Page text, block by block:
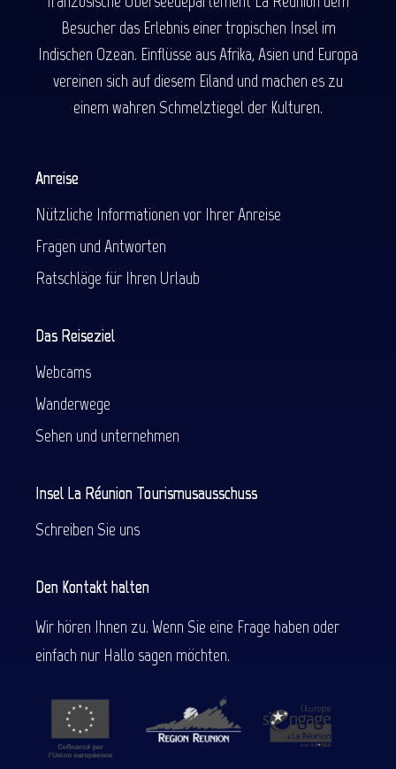
Besucher das Erlebnis einer tropischen Insel im
Indischen Ozean. Einflüsse aus Afrika, Asien und Europa
vereinen sich auf diesem Eiland und machen es zu
einem wahren Schmelztiegel der Kulturen.
Anreise
Nützliche Informationen vor Ihrer Anreise
Fragen und Antworten
Ratschläge für Ihren Urlaub
Das Reiseziel
Webcams
Wanderwege
Sehen und unternehmen
Insel La Réunion Tourismusausschuss
Schreiben Sie uns
Den Kontakt halten
Wir hören Ihnen zu. Wenn Sie eine Frage haben oder
einfach nur Hallo sagen möchten.